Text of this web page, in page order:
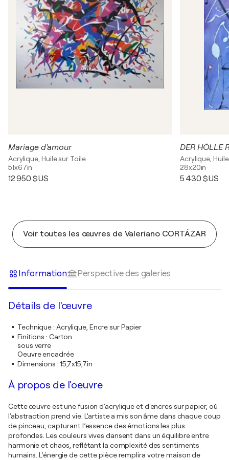
Mariage d'amour
Acrylique, Huile sur Toile
51x67in
12 950 $US
DER HÖLLE
Acrylique,
28x20in
5 430 $US
Voir toutes les œuvres de Valeriano CORTÁZAR
Information Perspective des galeries
Détails de l'œuvre
Technique: Acrylique, Encre sur Papier
Finitions : Carton
sous verre
Oeuvre encadrée
Dimensions : 15,7x15,7in
À propos de l'oeuvre
Cette œuvre est une fusion d'acrylique et d'encres sur papier, où
l'abstraction prend vie. L’artiste a mis son âme dans chaque coup
de pinceau, capturant l’essence des émotions les plus
profondes. Les couleurs vives dansent dans un équilibre entre
harmonie et chaos, reflétant la complexité des sentiments
humains. L'énergie de cette pièce remplira votre maison de